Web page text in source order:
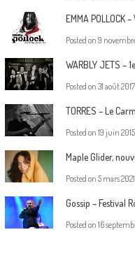
EMMA POLLOCK
Posted on 9
WARBLY JETS –
Posted on 31 août 2017
TORRES – Le
Posted on 19 juin 2015
Maple Glider,
Posted on 5 mars 2021
Gossip – Festival
Posted on 16